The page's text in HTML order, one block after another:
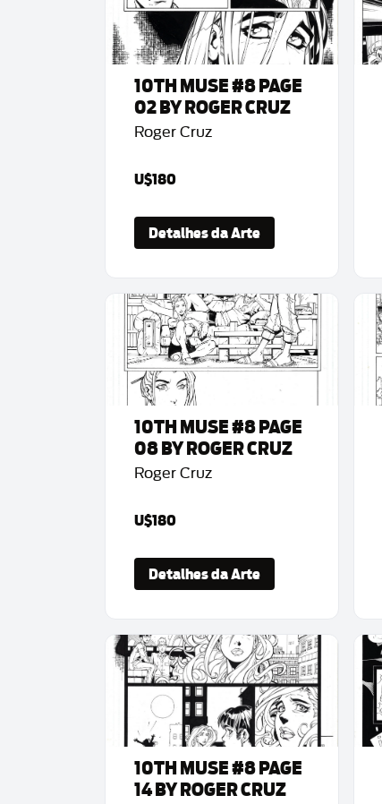
10TH MUSE #8 PAGE
02 BY ROGER CRUZ
Roger Cruz
U$180
Detalhes da Arte
10TH MUSE #8 PAGE
08 BY ROGER CRUZ
Roger Cruz
U$180
Detalhes da Arte
10TH MUSE #8 PAGE
14 BY ROGER CRUZ